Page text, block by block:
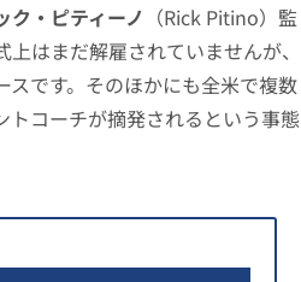
ク・ピティーノ （Rick Pitino）監
はまだ解雇されていませんが、
です。そのほかにも全米で複数
トコーチが摘発されるという事態